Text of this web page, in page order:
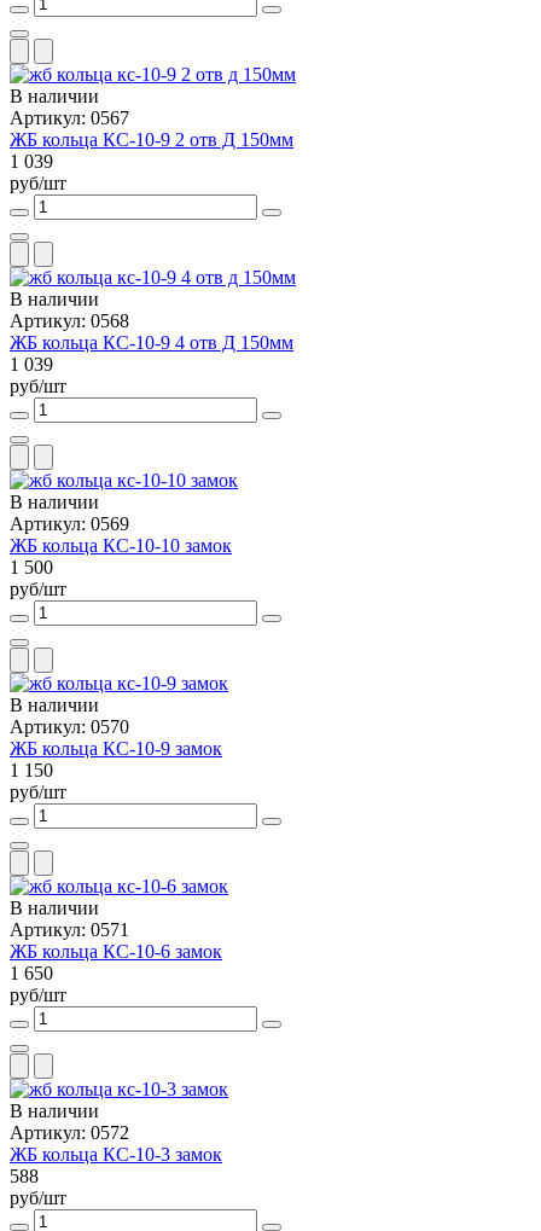
В наличии
Артикул: 0567
ЖБ кольца КС-10-9 2 отв Д 150мм
1 039
руб/шт
В наличии
Артикул: 0568
ЖБ кольца КС-10-9 4 отв Д 150мм
1 039
руб/шт
В наличии
Артикул: 0569
ЖБ кольца КС-10-10 замок
1 500
руб/шт
В наличии
Артикул: 0570
ЖБ кольца КС-10-9 замок
1 150
руб/шт
В наличии
Артикул: 0571
ЖБ кольца КС-10-6 замок
1 650
руб/шт
В наличии
Артикул: 0572
ЖБ кольца КС-10-3 замок
588
руб/шт